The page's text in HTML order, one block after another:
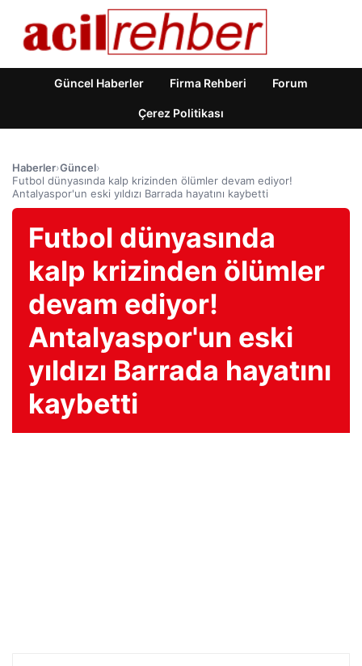
Güncel Haberler Firma Rehberi Forum
Çerez Politikası
Haberler›Güncel›
Futbol dünyasında kalp krizinden ölümler devam ediyor!
Antalyaspor'un eski yıldızı Barrada hayatını kaybetti
Futbol dünyasında
kalp krizinden ölümler
devam ediyor!
Antalyaspor'un eski
yıldızı Barrada hayatını
kaybetti